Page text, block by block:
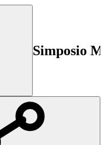
Simposio